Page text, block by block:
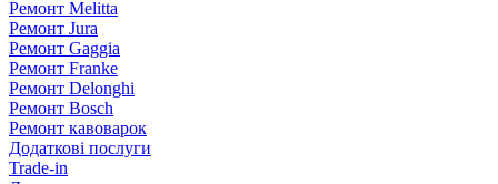
Ремонт Melitta
Ремонт Jura
Ремонт Gaggia
Ремонт Franke
Ремонт Delonghi
Ремонт Bosch
Ремонт кавоварок
Додаткові послуги
Trade-in